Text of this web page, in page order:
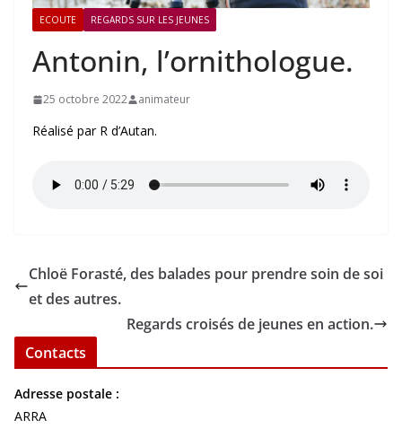
ECOUTE REGARDS SUR LES JEUNES
Antonin, l’ornithologue.
25 octobre 2022 animateur
Réalisé par R d’Autan.
Chloë Forasté, des balades pour prendre soin de soi
et des autres.
Regards croisés de jeunes en action.
Contacts
Adresse postale :
ARRA